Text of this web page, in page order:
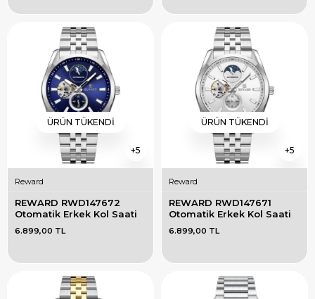
5
ÜRÜN TÜKENDI
Reward
REWARD RWD147672
Otomatik Erkek Kol Saati
6.899,00 TL
5
ÜRÜN TÜKENDI
Reward
REWARD RWD147671
Otomatik Erkek Kol Saati
6.899,00 TL